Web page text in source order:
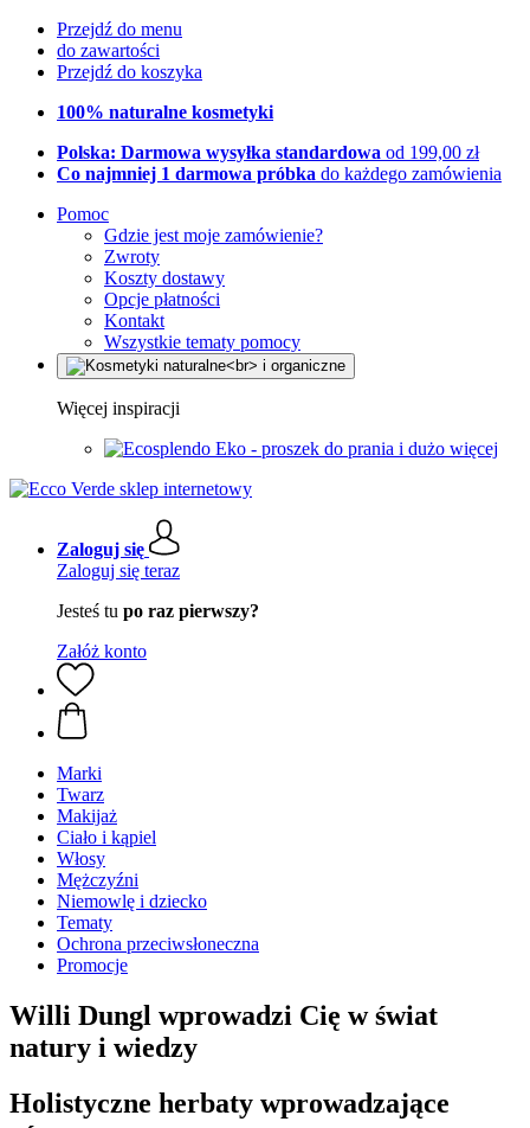
Przejdź do menu
do zawartości
Przejdź do koszyka
100% naturalne kosmetyki
Polska: Darmowa wysyłka standardowa od 199,00 zł
Co najmniej 1 darmowa próbka do każdego zamówienia
Pomoc
Gdzie jest moje zamówienie?
Zwroty
Koszty dostawy
Opcje płatności
Kontakt
Wszystkie tematy pomocy
Więcej inspiracji
Eko - proszek do prania i dużo więcej
Zaloguj się
Zaloguj się teraz
Jesteś tu po raz pierwszy?
Załóż konto
Marki
Twarz
Makijaż
Ciało i kąpiel
Włosy
Mężczyźni
Niemowlę i dziecko
Tematy
Ochrona przeciwsłoneczna
Promocje
Willi Dungl wprowadzi Cię w świat
natury i wiedzy
Holistyczne herbaty wprowadzające